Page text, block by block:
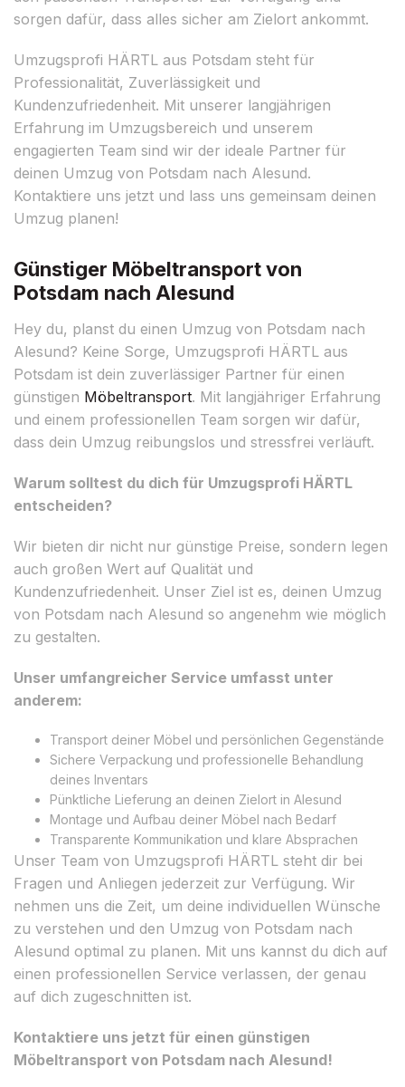
sorgen dafür, dass alles sicher am Zielort ankommt.
Umzugsprofi HÄRTL aus Potsdam steht für
Professionalität, Zuverlässigkeit und
Kundenzufriedenheit. Mit unserer langjährigen
Erfahrung im Umzugsbereich und unserem
engagierten Team sind wir der ideale Partner für
deinen Umzug von Potsdam nach Alesund.
Kontaktiere uns jetzt und lass uns gemeinsam deinen
Umzug planen!
Günstiger Möbeltransport von
Potsdam nach Alesund
Hey du, planst du einen Umzug von Potsdam nach
Alesund? Keine Sorge, Umzugsprofi HÄRTL aus
Potsdam ist dein zuverlässiger Partner für einen
günstigen Möbeltransport. Mit langjähriger Erfahrung
und einem professionellen Team sorgen wir dafür,
dass dein Umzug reibungslos und stressfrei verläuft.
Warum solltest du dich für Umzugsprofi HÄRTL
entscheiden?
Wir bieten dir nicht nur günstige Preise, sondern legen
auch großen Wert auf Qualität und
Kundenzufriedenheit. Unser Ziel ist es, deinen Umzug
von Potsdam nach Alesund so angenehm wie möglich
zu gestalten.
Unser umfangreicher Service umfasst unter
anderem:
Transport deiner Möbel und persönlichen Gegenstände
Sichere Verpackung und professionelle Behandlung
deines Inventars
Pünktliche Lieferung an deinen Zielort in Alesund
Montage und Aufbau deiner Möbel nach Bedarf
Transparente Kommunikation und klare Absprachen
Unser Team von Umzugsprofi HÄRTL steht dir bei
Fragen und Anliegen jederzeit zur Verfügung. Wir
nehmen uns die Zeit, um deine individuellen Wünsche
zu verstehen und den Umzug von Potsdam nach
Alesund optimal zu planen. Mit uns kannst du dich auf
einen professionellen Service verlassen, der genau
auf dich zugeschnitten ist.
Kontaktiere uns jetzt für einen günstigen
Möbeltransport von Potsdam nach Alesund!